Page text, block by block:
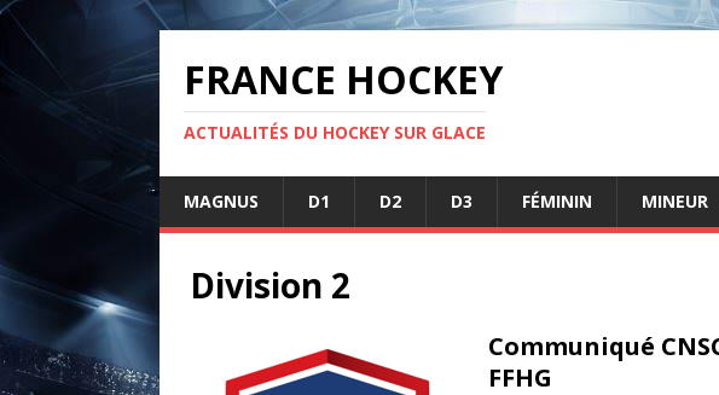
FRANCE HOCKEY
ACTUALITÉS DU HOCKEY SUR GLACE
MAGNUS D1 D2 D3 FÉMININ MINEUR
Division 2
Communiqué
FFHG